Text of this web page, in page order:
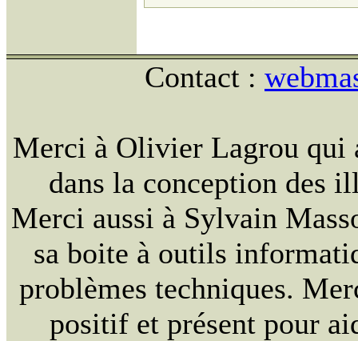
Contact :
Merci à Olivier Lagrou qui
dans la conception des
Merci aussi à Sylvain
sa boite à outils
problèmes techniques.
positif et présent pour